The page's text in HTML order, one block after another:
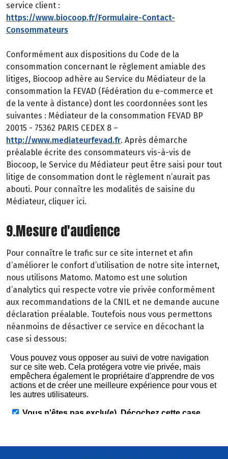
service client :
https://www.biocoop.fr/Formulaire-Contact-
Consommateurs
Conformément aux dispositions du Code de la
consommation concernant le règlement amiable des
litiges, Biocoop adhère au Service du Médiateur de la
consommation la FEVAD (Fédération du e-commerce et
de la vente à distance) dont les coordonnées sont les
suivantes : Médiateur de la consommation FEVAD BP
20015 - 75362 PARIS CEDEX 8 –
http://www.mediateurfevad.fr. Après démarche
préalable écrite des consommateurs vis-à-vis de
Biocoop, le Service du Médiateur peut être saisi pour tout
litige de consommation dont le règlement n’aurait pas
abouti. Pour connaître les modalités de saisine du
Médiateur, cliquer ici.
9.Mesure d'audience
Pour connaître le trafic sur ce site internet et afin
d’améliorer le confort d’utilisation de notre site internet,
nous utilisons Matomo. Matomo est une solution
d’analytics qui respecte votre vie privée conformément
aux recommandations de la CNIL et ne demande aucune
déclaration préalable. Toutefois nous vous permettons
néanmoins de désactiver ce service en décochant la
case si dessous: